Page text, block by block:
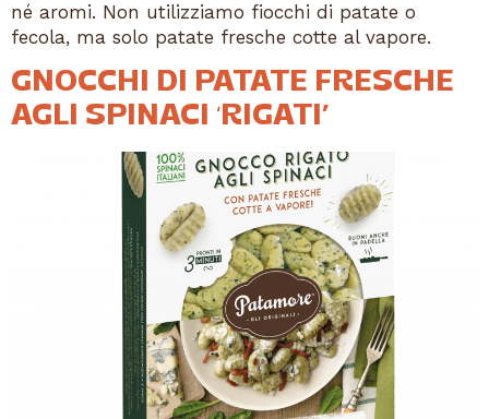
né aromi. Non utilizziamo fiocchi di patate o
fecola, ma solo patate fresche cotte al vapore.
GNOCCHI DI PATATE FRESCHE
AGLI SPINACI ‘RIGATI’